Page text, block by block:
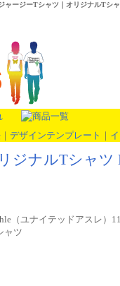
ージーTシャツ｜オリジナルTシ
｜ デザインテンプレート ｜
ジナルTシャツ